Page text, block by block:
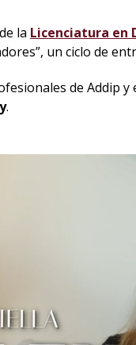
la Licenciatura en
un ciclo de
de Addip
.